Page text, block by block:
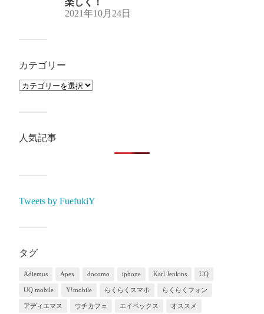
楽しく！
2021年10月24日
カテゴリー
人気記事
Tweets by FuefukiY
タグ
Adiemus Apex docomo iphone Karl Jenkins UQ
UQ mobile Y!mobile らくらくスマホ らくらくフォン
アディエマス ウチカフェ エイペックス オススメ